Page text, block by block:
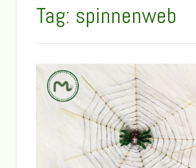
Tag: spinnenweb